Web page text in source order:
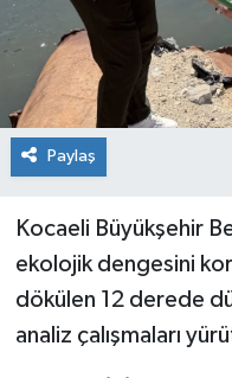
Paylaş
Kocaeli Büyükşehir
ekolojik dengesini
dökülen 12 derede
analiz çalışmaları